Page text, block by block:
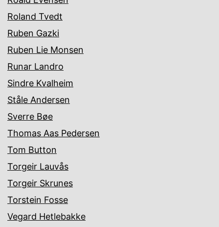
Roland Tvedt
Ruben Gazki
Ruben Lie Monsen
Runar Landro
Sindre Kvalheim
Ståle Andersen
Sverre Bøe
Thomas Aas Pedersen
Tom Button
Torgeir Lauvås
Torgeir Skrunes
Torstein Fosse
Vegard Hetlebakke